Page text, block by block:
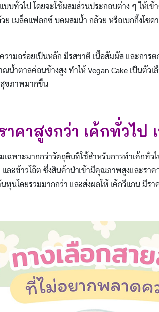
บทั่วไป โดยจะใช้ผสมส่วนประกอบต่าง ๆ ให้เ
ย เมล็ดแฟลกซ์ บดผสมน้ำ กล้วย หรือเบกกิ้งโซ
วามอร่อยเป็นหลัก มีรสชาติ เนื้อสัมผัส และการ
น้ำตาลค่อนข้างสูง ทำให้ Vegan Cake เป็นตัว
สุขภาพมากขึ้น
าคาสูงกว่า เค้กทั่วไป
เฉพาะมากกว่าวัตถุดิบที่ใช้สำหรับการทำเค้กทั่ว
ละข้าวโอ๊ต ซึ่งสินค้านำเข้ามีคุณภาพสูงและราค
ทุนโดยรวมมากกว่า และส่งผลให้ เค้กวีแกน มีรา